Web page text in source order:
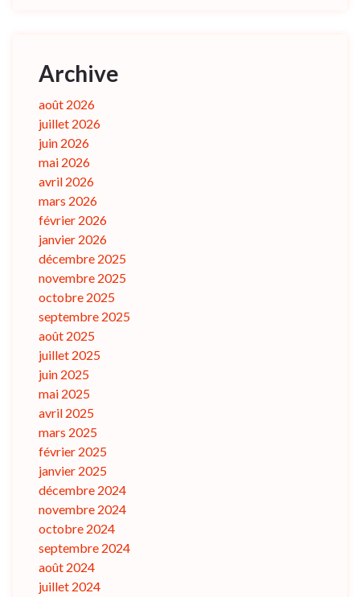
Archive
août 2026
juillet 2026
juin 2026
mai 2026
avril 2026
mars 2026
février 2026
janvier 2026
décembre 2025
novembre 2025
octobre 2025
septembre 2025
août 2025
juillet 2025
juin 2025
mai 2025
avril 2025
mars 2025
février 2025
janvier 2025
décembre 2024
novembre 2024
octobre 2024
septembre 2024
août 2024
juillet 2024